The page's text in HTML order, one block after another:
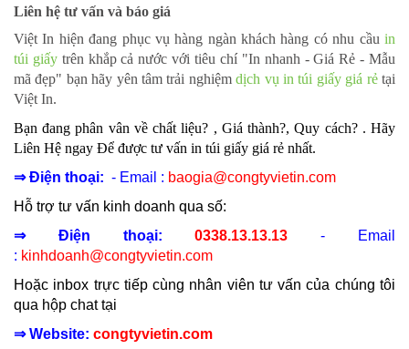
Liên hệ tư vấn và báo giá
Việt In hiện đang phục vụ hàng ngàn khách hàng có nhu cầu in
túi giấytrên khắp cả nước với tiêu chí "In nhanh - Giá Rẻ - Mẫu
mã đẹp" bạn hãy yên tâm trải nghiệmdịch vụ in túi giấy giá rẻtại
Việt In.
Bạn đang phân vân về chất liệu? , Giá thành?, Quy cách? . Hãy
Liên Hệ ngay Để được tư vấn in túi giấy giá rẻ nhất.
⇒ Điện thoại: - Email : baogia@congtyvietin.com
Hỗ trợ tư vấn kinh doanh qua số:
⇒ Điện thoại:
0338.13.13.13
- Email
: kinhdoanh@congtyvietin.com
Hoặc inbox trực tiếp cùng nhân viên tư vấn của chúng tôi
qua hộp chat tại
⇒ Website: congtyvietin.com